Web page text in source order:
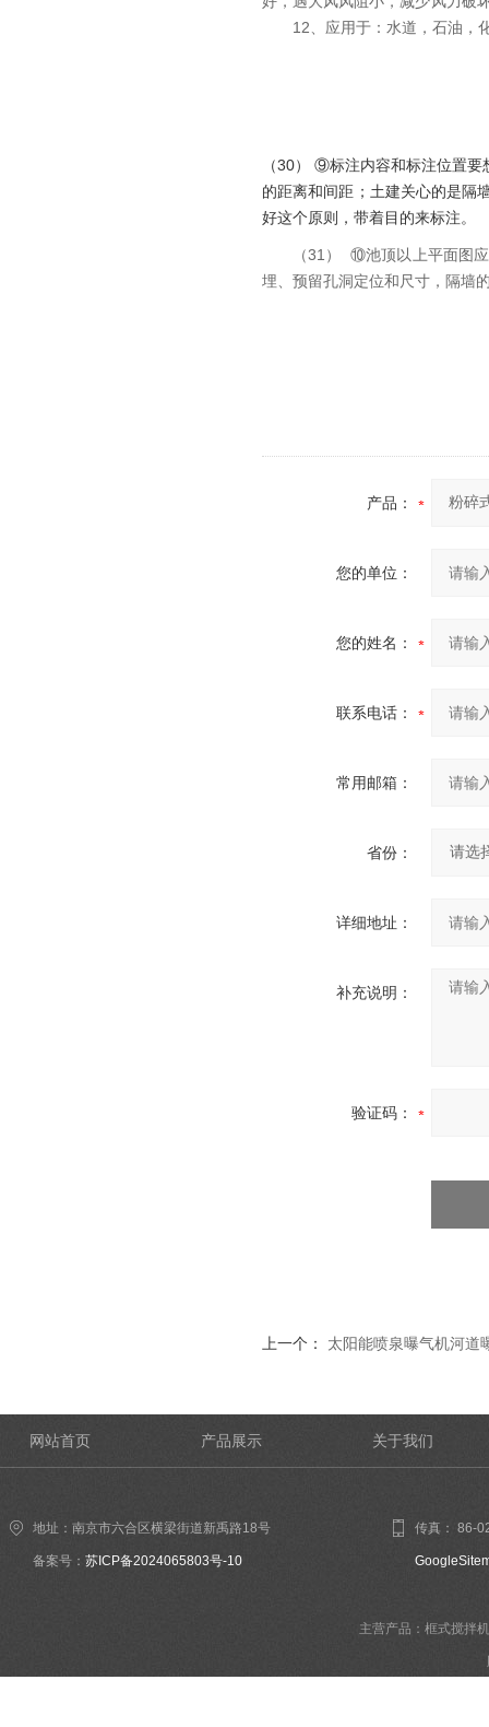
12、应用于：水道，石油，
（30） ⑨标注内容和标注位置
的距离和间距；土建关心的是隔
好这个原则，带着目的来标注。
（31） ⑩池顶以上平面图
埋、预留孔洞定位和尺寸，隔墙
产品：
您的单位：
您的姓名：
联系电话：
常用邮箱：
省份：
详细地址：
补充说明：
验证码：
上一个： 太阳能喷泉曝气机河道
网站首页 产品展示 关于我们
地址：南京市六合区横梁街道新禹路18号
备案号： 苏ICP备2024065803号-10
传真： 86-
主营产品：框式搅拌